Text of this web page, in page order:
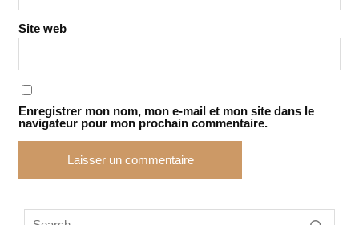
Site web
Enregistrer mon nom, mon e-mail et mon site dans le
navigateur pour mon prochain commentaire.